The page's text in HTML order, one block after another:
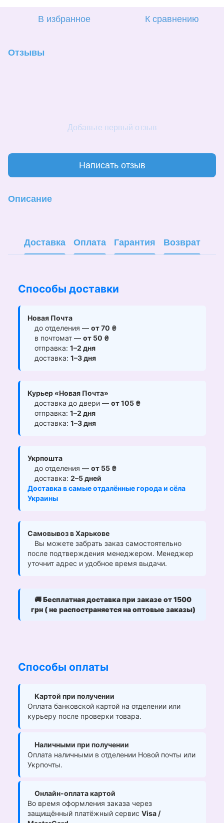
В избранное К сравнению
Отзывы
Добавьте первый отзыв
Написать отзыв
Описание
Доставка Оплата Гарантия Возврат
Способы доставки
Новая Почта
до отделения — от 70 ₴
в почтомат — от 50 ₴
отправка: 1–2 дня
доставка: 1–3 дня
Курьер «Новая Почта»
доставка до двери — от 105 ₴
отправка: 1–2 дня
доставка: 1–3 дня
Укрпошта
до отделения — от 55 ₴
доставка: 2–5 дней
Доставка в самые отдалённые города и сёла
Украины
Самовывоз в Харькове
Вы можете забрать заказ самостоятельно
после подтверждения менеджером. Менеджер
уточнит адрес и удобное время выдачи.
🚚Бесплатная доставка при заказе от 1500
грн ( не распостраняется на оптовые заказы)
Способы оплаты
Картой при получении
Оплата банковской картой на отделении или
курьеру после проверки товара.
Наличными при получении
Оплата наличными в отделении Новой почты или
Укрпочты.
Онлайн-оплата картой
Во время оформления заказа через
защищённый платёжный сервис Visa /